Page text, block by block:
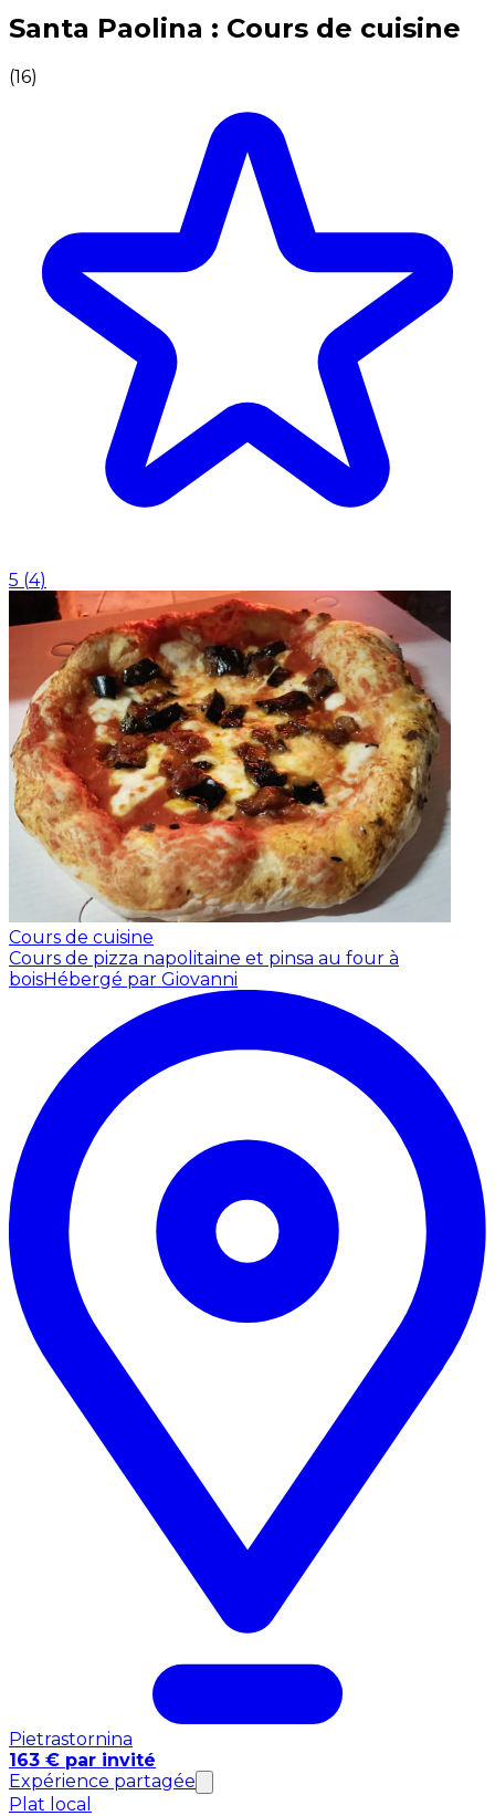
Expériences culinaires inoubliables : Expériences
Santa Paolina : Cours de cuisine
(16)
5 (4)
Cours de cuisine
Cours de pizza napolitaine et pinsa au four à
boisHébergé par Giovanni
Pietrastornina
163 € par invité
Expérience partagée
Plat local